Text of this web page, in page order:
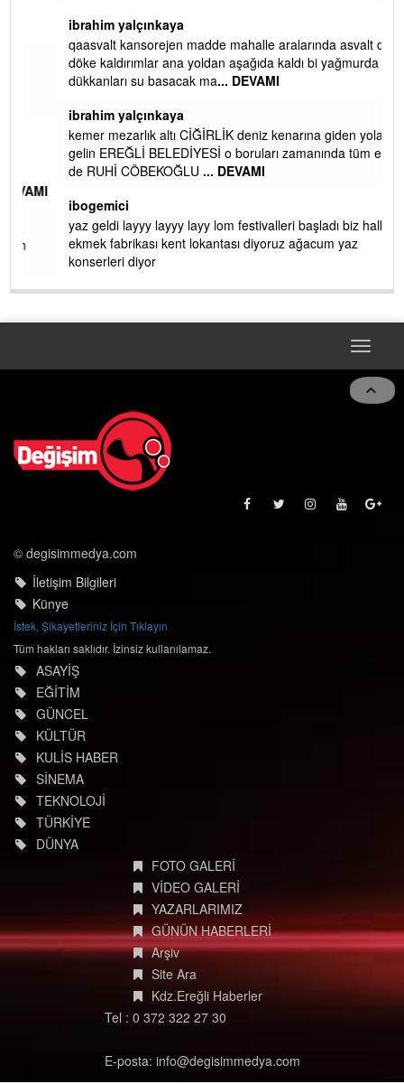
ibrahim yalçınkaya
qaasvalt kansorejen madde mahalle aralarında asvalt döke
döke kaldırımlar ana yoldan aşağıda kaldı bi yağmurda
dükkanları su basacak ma... DEVAMI
ibrahim yalçınkaya
kemer mezarlık altı CİĞİRLİK deniz kenarına giden yola
gelin EREĞLİ BELEDİYESİ o boruları zamanında tüm ereğli
de RUHİ CÖBEKOĞLU... DEVAMI
ibogemici
yaz geldi layyy layyy layy lom festivalleri başladı biz halk
ekmek fabrikası kent lokantası diyoruz ağacum yaz
konserleri diyor
Toggle
© degisimmedya.com
İletişim Bilgileri
Künye
İstek, Şikayetleriniz İçin Tıklayın
Tüm hakları saklıdır. İzinsiz kullanılamaz.
ASAYİŞ
EĞİTİM
GÜNCEL
KÜLTÜR
KULİS HABER
SİNEMA
TEKNOLOJİ
TÜRKİYE
DÜNYA
FOTO GALERİ
VİDEO GALERİ
YAZARLARIMIZ
GÜNÜN HABERLERİ
Arşiv
Site Ara
Kdz.Ereğli Haberler
Tel : 0 372 322 27 30
E-posta: info@degisimmedya.com